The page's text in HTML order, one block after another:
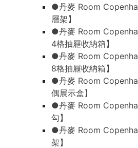
●丹麥 Room
層架】
●丹麥 Room
4格抽屜收納箱】
●丹麥 Room
8格抽屜收納箱】
●丹麥 Room
偶展示盒】
●丹麥 Room
勾】
●丹麥 Room
架】